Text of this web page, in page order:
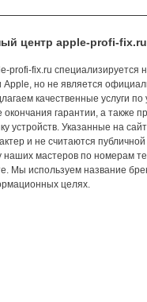
центр apple-profi-fix.ru
profi-fix.ru специализируется
Apple, но не является
качественные услуги по
окончания гарантии, а также
устройств. Указанные на
и не считаются
наших мастеров по номерам
Мы используем название
целях.